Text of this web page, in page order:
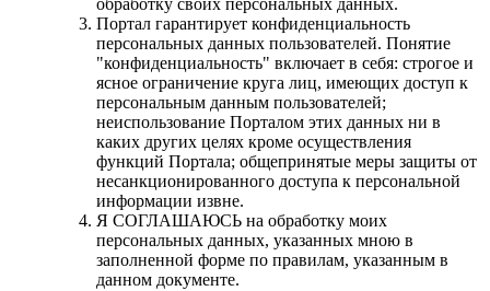
обработку своих персональных данных.
Портал гарантирует конфиденциальность
персональных данных пользователей. Понятие
"конфиденциальность" включает в себя: строгое и
ясное ограничение круга лиц, имеющих доступ к
персональным данным пользователей;
неиспользование Порталом этих данных ни в
каких других целях кроме осуществления
функций Портала; общепринятые меры защиты от
несанкционированного доступа к персональной
информации извне.
Я СОГЛАШАЮСЬ на обработку моих
персональных данных, указанных мною в
заполненной форме по правилам, указанным в
данном документе.